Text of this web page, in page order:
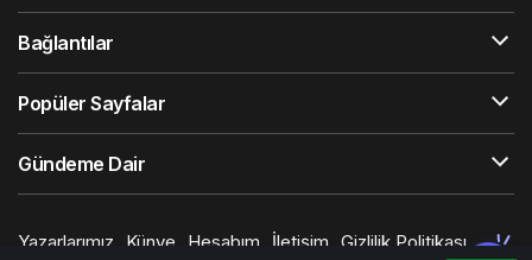
Bağlantılar
Popüler Sayfalar
Gündeme Dair
Yazarlarımız Künye Hesabım İletişim Gizlilik Politikası